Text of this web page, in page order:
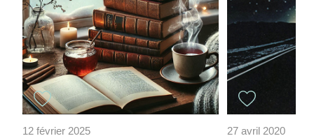
12 février 2025 27 avril 2020